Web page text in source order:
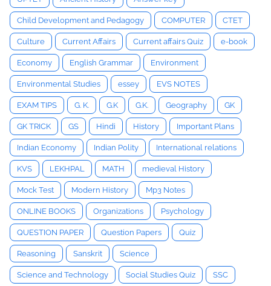
Child Development and Pedagogy COMPUTER CTET
Culture Current Affairs Current affairs Quiz e-book
Economy English Grammar Environment
Environmental Studies essey EVS NOTES
EXAM TIPS G. K. G.K G.K. Geography GK
GK TRICK GS Hindi History Important Plans
Indian Economy Indian Polity International relations
KVS LEKHPAL MATH medieval History
Mock Test Modern History Mp3 Notes
ONLINE BOOKS Organizations Psychology
QUESTION PAPER Question Papers Quiz
Reasoning Sanskrit Science
Science and Technology Social Studies Quiz SSC